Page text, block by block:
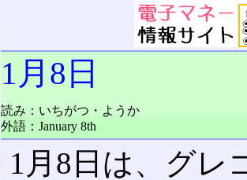
1月8日
読み：いちがつ・ようか
外語：January 8th
1月8日は、グレ